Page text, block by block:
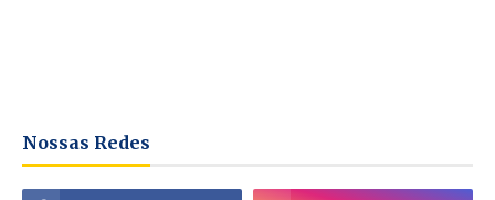
Nossas Redes